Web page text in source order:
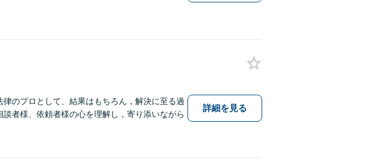
のプロとして、結果はもちろん，解決に至る過
者様、依頼者様の心を理解し，寄り添いながら
詳細を見る